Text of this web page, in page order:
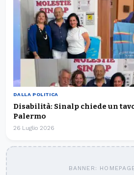
DALLA POLITICA
Disabilità: Sinalp chiede un
Palermo
26 Luglio 2026
BANNER: